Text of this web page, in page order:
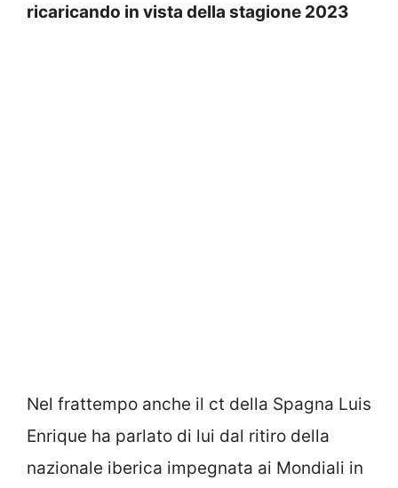
ricaricando in vista della stagione 2023
Nel frattempo anche il ct della Spagna Luis
Enrique ha parlato di lui dal ritiro della
nazionale iberica impegnata ai Mondiali in